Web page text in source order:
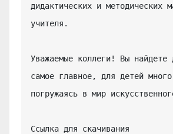
дидактических и методических
учителя.
Уважаемые коллеги! Вы
самое главное, для детей
погружаясь в мир
Ссылка для скачивания